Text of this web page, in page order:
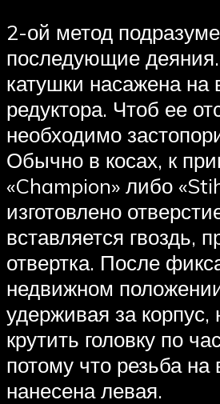
2-ой метод
последующие
катушки насажена на
редуктора. Чтоб ее
необходимо
Обычно в косах, к
«Champion» либо
изготовлено
вставляется гвоздь,
отвертка. После
недвижном
удерживая за корпус,
крутить головку по
потому что резьба
нанесена левая.